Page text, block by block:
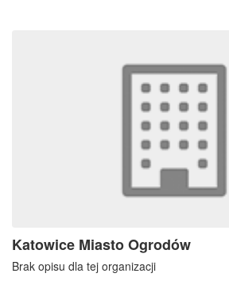
Katowice Miasto Ogrodów
Brak opisu dla tej organizacji